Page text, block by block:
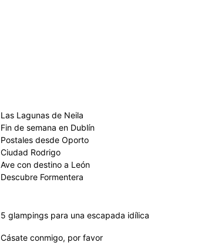
Las Lagunas de Neila
Fin de semana en Dublín
Postales desde Oporto
Ciudad Rodrigo
Ave con destino a León
Descubre Formentera
5 glampings para una escapada idílica
Cásate conmigo, por favor